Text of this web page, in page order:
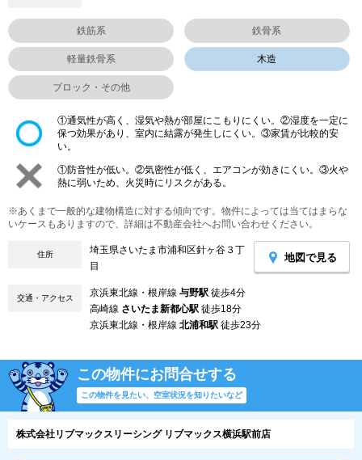
鉄筋系 鉄骨系
軽量鉄骨系 木造
ブロック・その他
①通気性が高く、湿気や熱が部屋にこもりにくい。②湿度を一定に
保つ効果があり、室内に結露が発生しにくい。③家賃が比較的安
い。
①防音性が低い。②気密性が低く、エアコンが効きにくい。③火や
熱に弱いため、火災時にリスクがある。
※あくまで一般的な建物構造に対する傾向です。物件によっては当てはまらな
いケースもありますので、詳細は不動産会社へお問い合わせください。
住所
埼玉県さいたま市浦和区針ヶ谷３丁
目
地図で見る
交通・アクセス 京浜東北線・根岸線 与野駅 徒歩4分
高崎線 さいたま新都心駅 徒歩18分
京浜東北線・根岸線 北浦和駅 徒歩23分
この物件にお問合せする
この物件を見たい、空室状況を知りたいなど
株式会社リブマックスリーシング リブマックス横浜駅前店